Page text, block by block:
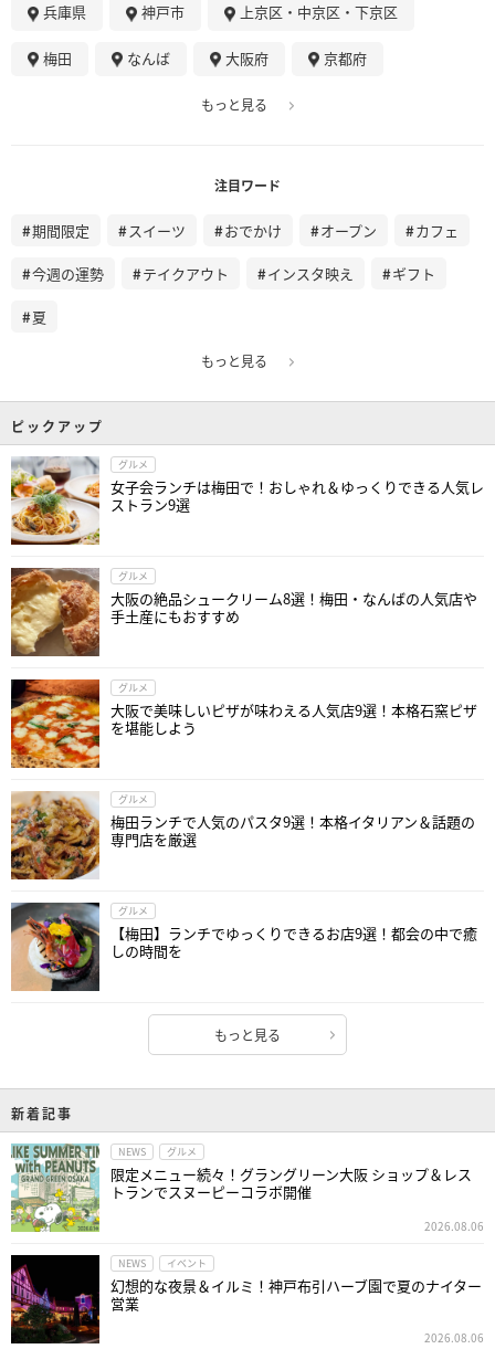
兵庫県 神戸市 上京区・中京区・下京区
梅田 なんば 大阪府 京都府
もっと見る
注目ワード
期間限定 スイーツ おでかけ オープン カフェ
今週の運勢 テイクアウト インスタ映え ギフト
夏
もっと見る
ピックアップ
グルメ
女子会ランチは梅田で！おしゃれ＆ゆっくりできる人気レ
ストラン9選
グルメ
大阪の絶品シュークリーム8選！梅田・なんばの人気店や
手土産にもおすすめ
グルメ
大阪で美味しいピザが味わえる人気店9選！本格石窯ピザ
を堪能しよう
グルメ
梅田ランチで人気のパスタ9選！本格イタリアン＆話題の
専門店を厳選
グルメ
【梅田】ランチでゆっくりできるお店9選！都会の中で癒
しの時間を
もっと見る
新着記事
NEWS グルメ
限定メニュー続々！グラングリーン大阪 ショップ＆レス
トランでスヌーピーコラボ開催
2026.08.06
NEWS イベント
幻想的な夜景＆イルミ！神戸布引ハーブ園で夏のナイター
営業
2026.08.06